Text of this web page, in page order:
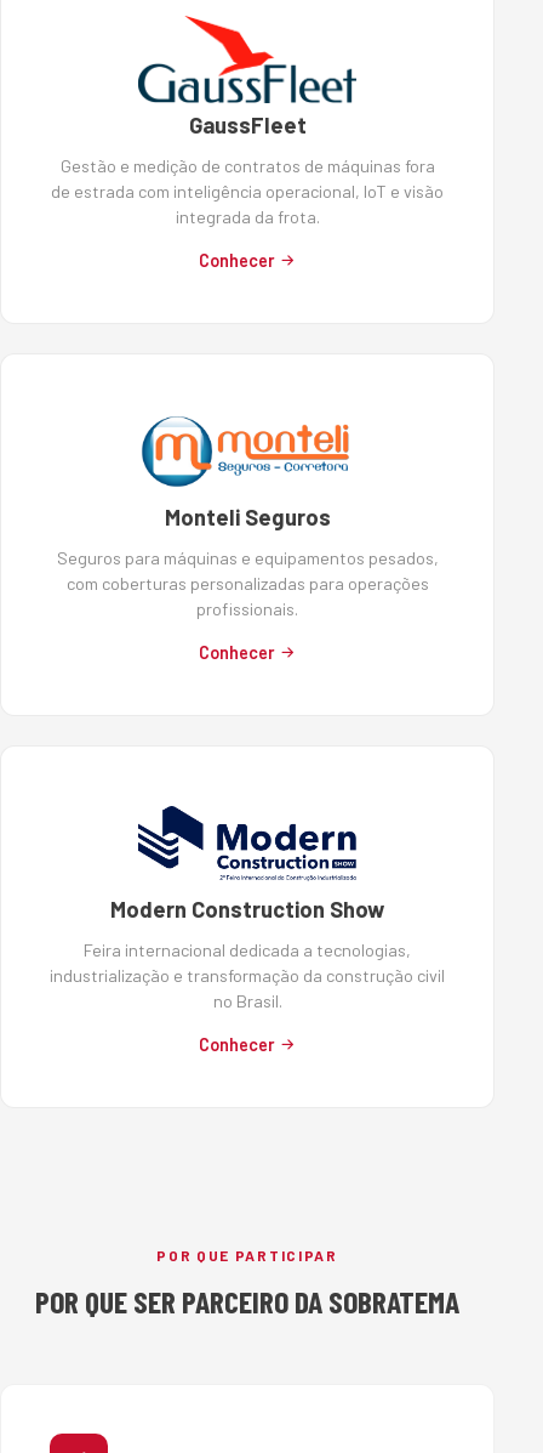
GaussFleet
Gestão e medição de contratos de máquinas fora
de estrada com inteligência operacional, IoT e visão
integrada da frota.
Conhecer
Monteli Seguros
Seguros para máquinas e equipamentos pesados,
com coberturas personalizadas para operações
profissionais.
Conhecer
Modern Construction Show
Feira internacional dedicada a tecnologias,
industrialização e transformação da construção civil
no Brasil.
Conhecer
POR QUE PARTICIPAR
POR QUE SER PARCEIRO DA SOBRATEMA